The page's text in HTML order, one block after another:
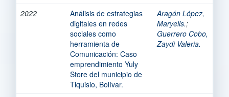
2022
Análisis de estrategias
digitales en redes
sociales como
herramienta de
Comunicación: Caso
emprendimiento Yuly
Store del municipio de
Tiquisio, Bolívar.
Aragón López,
Maryelis.;
Guerrero Cobo,
Zaydi Valeria.